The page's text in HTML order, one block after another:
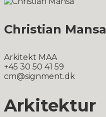
Christian Mansa
Arkitekt MAA
+45 30 50 41 59
cm@signment.dk
Arkitektur